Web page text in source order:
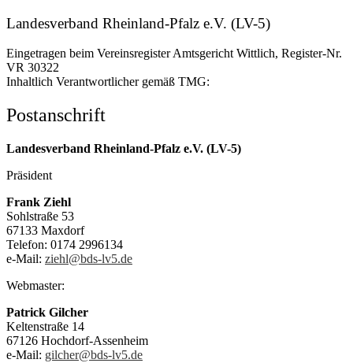
Landesverband Rheinland-Pfalz e.V. (LV-5)
Eingetragen beim Vereinsregister Amtsgericht Wittlich, Register-Nr.
VR 30322
Inhaltlich Verantwortlicher gemäß TMG:
Postanschrift
Landesverband Rheinland-Pfalz e.V. (LV-5)
Präsident
Frank Ziehl
Sohlstraße 53
67133 Maxdorf
Telefon: 0174 2996134
e-Mail: ziehl@bds-lv5.de
Webmaster:
Patrick Gilcher
Keltenstraße 14
67126 Hochdorf-Assenheim
e-Mail: gilcher@bds-lv5.de